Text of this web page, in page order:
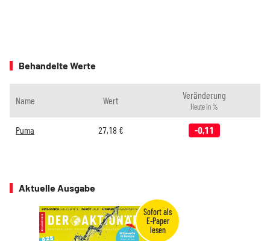
Behandelte Werte
Name Wert Veränderung
Heute in %
Puma 27,18 € -0,11
Aktuelle Ausgabe